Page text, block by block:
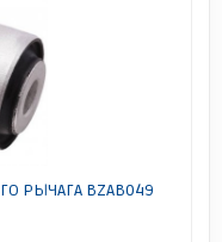
РЫЧАГА BZAB049